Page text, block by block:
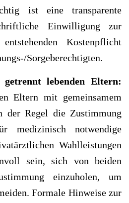
ist eine transparente
Einwilligung zur
Kostenpflicht
Sorgeberechtigten.
getrennt lebenden Eltern:
Eltern mit gemeinsamem
der Regel die Zustimmung
medizinisch notwendige
Wahlleistungen
sein, sich von beiden
einzuholen, um
Formale Hinweise zur